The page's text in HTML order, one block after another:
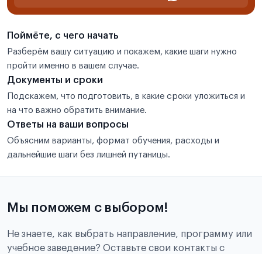
Поймёте, с чего начать
Разберём вашу ситуацию и покажем, какие шаги нужно
пройти именно в вашем случае.
Документы и сроки
Подскажем, что подготовить, в какие сроки уложиться и
на что важно обратить внимание.
Ответы на ваши вопросы
Объясним варианты, формат обучения, расходы и
дальнейшие шаги без лишней путаницы.
Мы поможем с выбором!
Не знаете, как выбрать направление, программу или
учебное заведение? Оставьте свои контакты с